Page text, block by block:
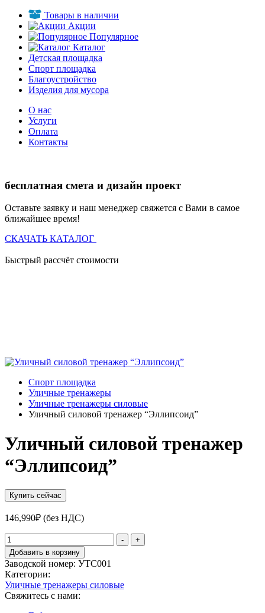
Товары в наличии
Акции
Популярное
Каталог
Детская площадка
Спорт площадка
Благоустройство
Изделия для мусора
О нас
Услуги
Оплата
Контакты
бесплатная смета и дизайн проект
Оставьте заявку и наш менеджер свяжется с Вами в самое
ближайшее время!
СКАЧАТЬ КАТАЛОГ
Быстрый рассчёт стоимости
Спорт площадка
Уличные тренажеры
Уличные тренажеры силовые
Уличный силовой тренажер “Эллипсоид”
Уличный силовой тренажер
“Эллипсоид”
Купить сейчас
146,990₽ (без НДС)
Количество
товара
Уличный
силовой
тренажер
"Эллипсоид"
-
+
Добавить в корзину
Заводской номер: УТС001
Категории:
Уличные тренажеры силовые
Свяжитесь с нами: